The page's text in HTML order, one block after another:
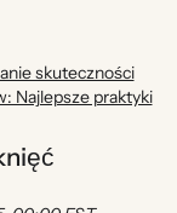
skuteczności
Najlepsze praktyki